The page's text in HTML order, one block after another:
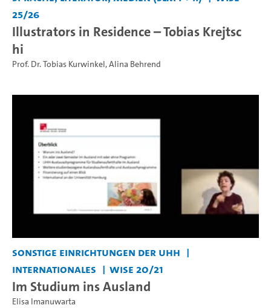
25/26
Illustrators in Residence – Tobias Krejtsc
hi
Prof. Dr. Tobias Kurwinkel,Alina Behrend
Sonstige Einrichtungen der UHH
Internationales
WiSe 20/21
Im Studium ins Ausland
Elisa Imanuwarta